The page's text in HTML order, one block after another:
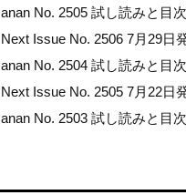
anan No. 2505 試し読みと目次
Next Issue No. 2506 7月29日
anan No. 2504 試し読みと目次
Next Issue No. 2505 7月22日
anan No. 2503 試し読みと目次